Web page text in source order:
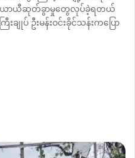
ယာယီဆုတ်ခွာမှုတွေလုပ်ခဲ့ရတယ်
ချုပ် ဦးမန်းဝင်းခိုင်သန်းကပြော